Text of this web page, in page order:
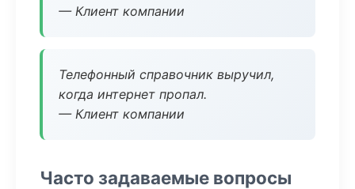
— Клиент компании
Телефонный справочник выручил,
когда интернет пропал.
— Клиент компании
Часто задаваемые вопросы